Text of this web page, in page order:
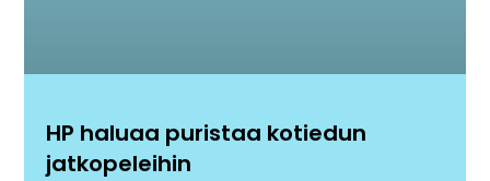
HP haluaa puristaa kotiedun
jatkopeleihin